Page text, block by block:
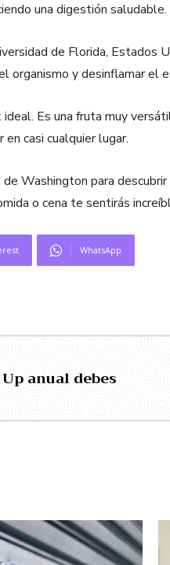
una digestión saludable.
de Florida, Estados
organismo y desinflamar el
ideal. Es una fruta muy
casi cualquier lugar.
Washington para
o cena te sentirás
WhatsApp
anual debes